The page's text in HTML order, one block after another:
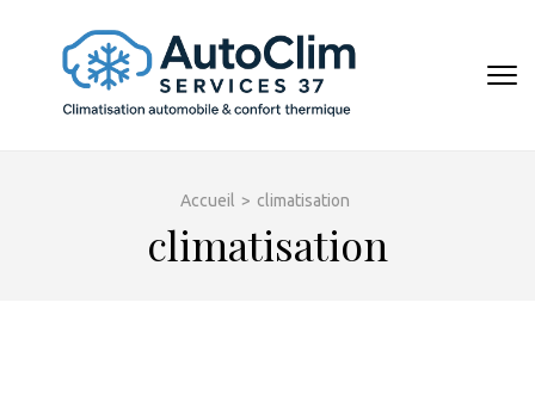
contenu
(Pressez
Accueil > climatisation
climatisation